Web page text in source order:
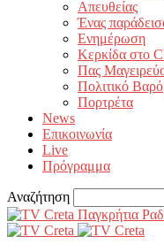
Απευθείας
Ένας
Ενημέρωση
Κερκίδα στο
Πας
Πολιτικό
Πορτρέτα
News
Επικοινωνία
Live
Πρόγραμμα
Αναζήτηση
Παγκρήτια